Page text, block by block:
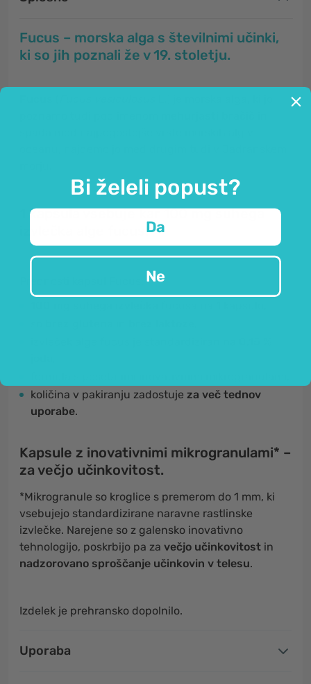
Fucus – morska alga s številnimi učinki,
ki so jih poznali že v 19. stoletju.
1 kapsula vsebuje kar 100 mg suhega
izvlečka alge fucus!
količina v pakiranju zadostuje za več tednov
uporabe.
Kapsule z inovativnimi mikrogranulami* –
za večjo učinkovitost.
*Mikrogranule so kroglice s premerom do 1 mm, ki
vsebujejo standardizirane naravne rastlinske
izvlečke. Narejene so z galensko inovativno
tehnologijo, poskrbijo pa za večjo učinkovitost in
nadzorovano sproščanje učinkovin v telesu.
Izdelek je prehransko dopolnilo.
Uporaba
Bi želeli popust?
Da
Ne